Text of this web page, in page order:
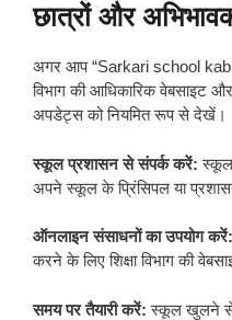
छात्रों और
अगर आप “Sarkari school kab
विभाग की आधिकारिक वेबसाइट
अपडेट्स को नियमित रूप से देखें।
स्कूल प्रशासन से संपर्क करें: स्कूल
अपने स्कूल के प्रिंसिपल या
ऑनलाइन संसाधनों का उपयोग करें:
करने के लिए शिक्षा विभाग की
समय पर तैयारी करें: स्कूल खुलने से